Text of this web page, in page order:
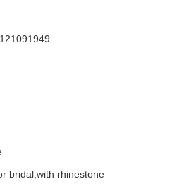
bridal,with rhinestone